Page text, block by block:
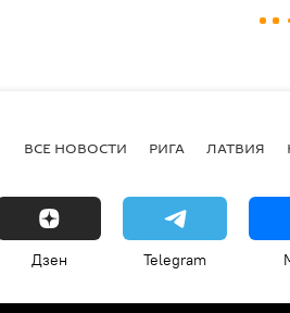
ВСЕ НОВОСТИ РИГА ЛАТВИЯ
Дзен Telegram